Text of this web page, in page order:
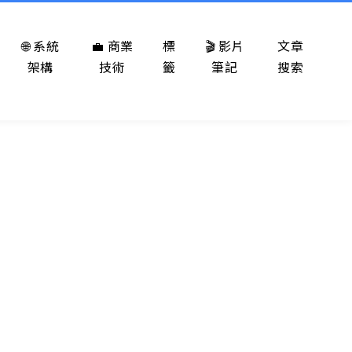
🌐 系統
架構
💼 商業
技術
標
籤
🎬 影片
筆記
文章
搜索